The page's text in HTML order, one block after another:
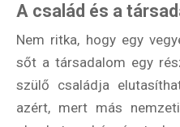
Válaszd ki az ajándékod amit
A család és a
Nem ritka, hogy egy
sőt a társadalom egy
szülő családja
azért, mert más